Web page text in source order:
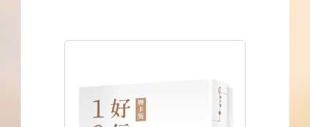
關於我們